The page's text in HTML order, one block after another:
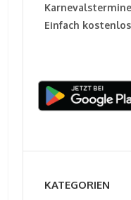
Einfach
KATEGORIEN